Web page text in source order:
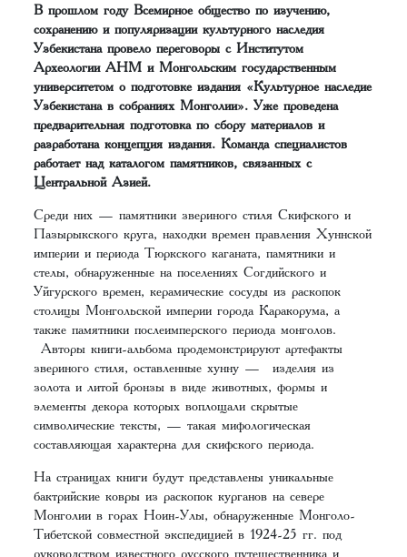
В прошлом году Всемирное общество по изучению,
сохранению и популяризации культурного наследия
Узбекистана провело переговоры с Институтом
Археологии АНМ и Монгольским государственным
университетом о подготовке издания «Культурное наследие
Узбекистана в собраниях Монголии». Уже проведена
предварительная подготовка по сбору материалов и
разработана концепция издания. Команда специалистов
работает над каталогом памятников, связанных с
Центральной Азией.
Среди них — памятники звериного стиля Скифского и
Пазырыкского круга, находки времен правления Хуннской
империи и периода Тюркского каганата, памятники и
стелы, обнаруженные на поселениях Согдийского и
Уйгурского времен, керамические сосуды из раскопок
столицы Монгольской империи города Каракорума, а
также памятники послеимперского периода монголов.
Авторы книги-альбома продемонстрируют артефакты
звериного стиля, оставленные хунну — изделия из
золота и литой бронзы в виде животных, формы и
элементы декора которых воплощали скрытые
символические тексты, — такая мифологическая
составляющая характерна для скифского периода.
На страницах книги будут представлены уникальные
бактрийские ковры из раскопок курганов на севере
Монголии в горах Ноин-Улы, обнаруженные Монголо-
Тибетской совместной экспедицией в 1924-25 гг. под
руководством известного русского путешественника и